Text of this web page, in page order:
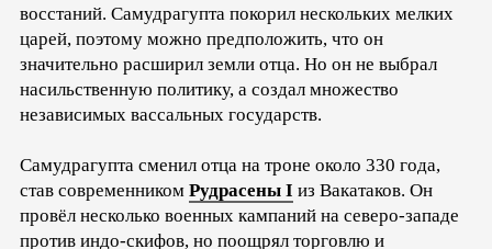
восстаний. Самудрагупта покорил нескольких мелких
царей, поэтому можно предположить, что он
значительно расширил земли отца. Но он не выбрал
насильственную политику, а создал множество
независимых вассальных государств.
Самудрагупта сменил отца на троне около 330 года,
став современником Рудрасены I из Вакатаков. Он
провёл несколько военных кампаний на северо-западе
против индо-скифов, но поощрял торговлю и